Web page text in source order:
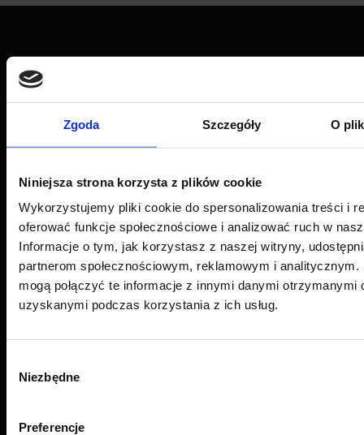
Zgoda Szczegóły O
Niniejsza strona korzysta z plików cookie
Wykorzystujemy pliki cookie do spersonalizowania treści i
oferować funkcje społecznościowe i analizować ruch w
Informacje o tym, jak korzystasz z naszej witryny,
partnerom społecznościowym, reklamowym i analitycznym.
mogą połączyć te informacje z innymi danymi otrzymanymi
uzyskanymi podczas korzystania z ich usług.
zgody
Niezbędne
Preferencje
Sonina 493 G, 37-100 Łańcut
Oddział Sonina -+48 534 704 315
ul. 9 Dywizji Piechoty 79, 35-001 Rzeszów
Oddział Rzeszów -+48 575 676 005
Email:pwj.poczta@gmail.com
Przydatne linki
Aktualności